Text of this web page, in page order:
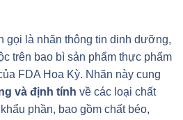
gọi là nhãn thông tin dinh dưỡng,
trên bao bì sản phẩm thực phẩm
FDA Hoa Kỳ. Nhãn này cung
và định tính về các loại chất
phần, bao gồm chất béo,